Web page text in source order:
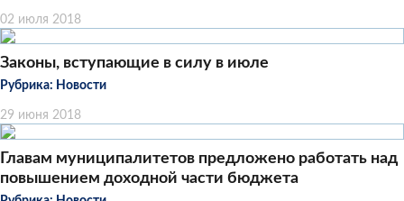
02 июля 2018
Законы, вступающие в силу в июле
Рубрика: Новости
29 июня 2018
Главам муниципалитетов предложено работать над
повышением доходной части бюджета